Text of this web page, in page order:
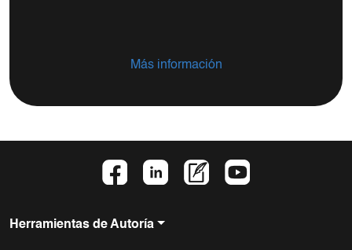
Más información
Herramientas de Autoría